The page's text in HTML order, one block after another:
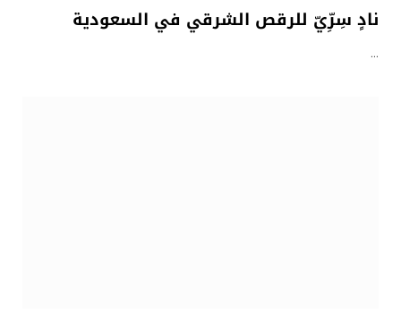
نادٍ سِرِّيّ للرقص الشرقي في السعودية
…